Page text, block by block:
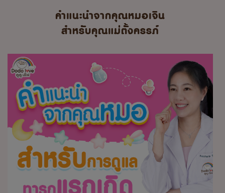
คำแนะนำจากคุณหมอเจิน
สำหรับคุณแม่ตั้งครรภ์